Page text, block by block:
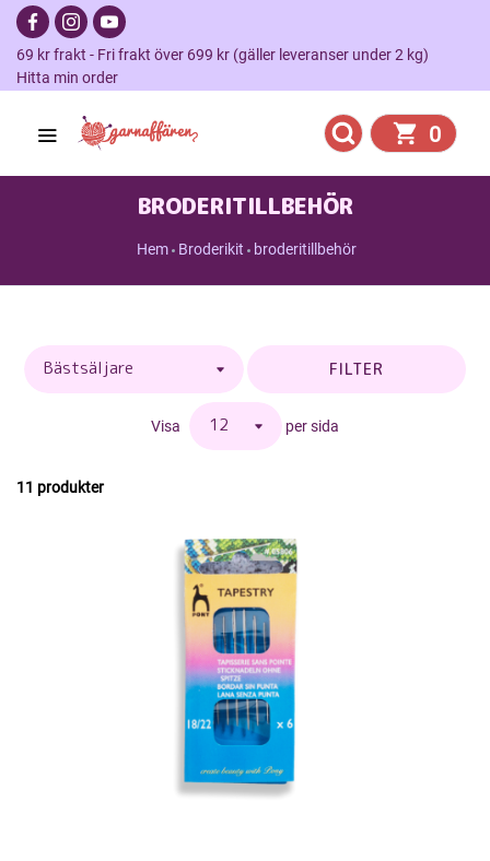
69 kr frakt - Fri frakt över 699 kr (gäller leveranser under 2 kg)
Hitta min order
0
BRODERITILLBEHÖR
Hem Broderikit broderitillbehör
FILTER
Visa per sida
11 produkter